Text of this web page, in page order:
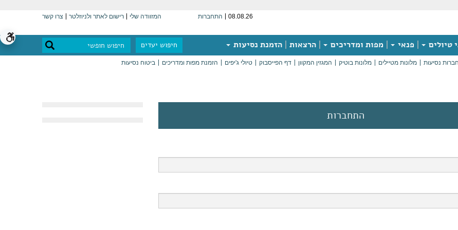
08.08.26 התחברות המזוודה שלי רישום לאתר ולניוזלטר צרו קשר
טיולים פנאי מפות ומדריכים הרצאות הזמנת נסיעות חיפוש יעדים
חברות נסיעות מלונות מטיילים מלונות בוטיק המגזין המקוון דף הפייסבוק טיולי ג'יפים הזמנת מפות ומדריכים ביטוח נסיעות
התחברות